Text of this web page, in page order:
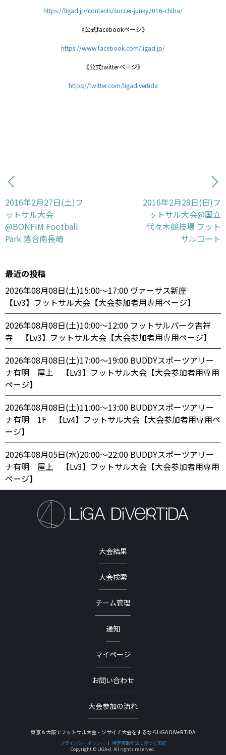
https://ligad.jp/contents/soccer-junky2016-chiba/
《公式facebookページ》
https://www.facebook.com/ligad.jp/
《公式twitterページ》
https://twitter.com/ligadivertida
2016年2月27日(土)フ
ットサル大会
@BONFIM Football
Park 落合南長崎
2016年2月28日(日)フ
ットサル大会@国立
代々木競技場 フット
サルコート
最近の投稿
2026年08月08日(土)15:00〜17:00 ヴァーサス新座
【Lv3】フットサル大会【大会参加者用専用ページ】
2026年08月08日(土)10:00〜12:00 フットサルパーク吉祥
寺 【Lv3】フットサル大会【大会参加者用専用ページ】
2026年08月08日(土)17:00〜19:00 BUDDYスポーツアリー
ナ有明 屋上 【Lv3】フットサル大会【大会参加者用専用
ページ】
2026年08月08日(土)11:00〜13:00 BUDDYスポーツアリー
ナ有明 1F 【Lv4】フットサル大会【大会参加者用専用ペ
ージ】
2026年08月05日(水)20:00〜22:00 BUDDYスポーツアリー
ナ有明 屋上 【Lv3】フットサル大会【大会参加者用専用
ページ】
大会結果
大会検索
チーム管理
通知
マイページ
お問い合わせ
大会参加の流れ
東京＆大阪でフットサル大会・ソサイチ大会をするならLiGA DiVeRTiDA
プライバシーポリシー ｜ 特定商取引法に基づく表記
Copyright © LIGA-d. All rights reserved.